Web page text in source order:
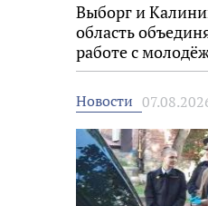
Выборг и
область
работе с
Новости